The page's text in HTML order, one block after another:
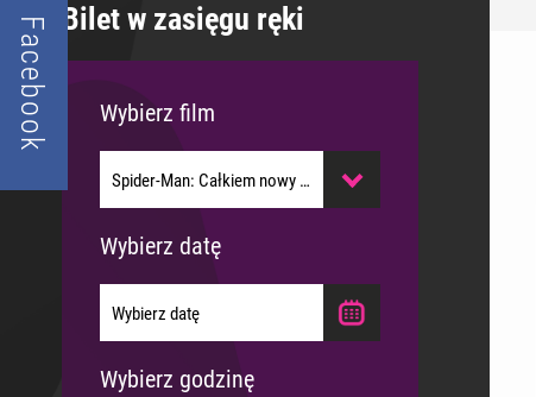
Facebook Bilet w zasięgu ręki
Wybierz film
Spider-Man: Całkiem nowy dzień 2D napisy
Psi Patrol i dinozaury 2D dubbing
Ice Cream Man
Backrooms. Bez wyjścia - wersja
rozszerzona
Spider-Man: Całkiem nowy dzień 3D
dubbing
Spider-Man: Całkiem nowy dzień 2D
dubbing
Toy Story 5 2D dubbing
Wybierz datę
Wybierz datę
Piątek, 07.08.2026
Wybierz godzinę